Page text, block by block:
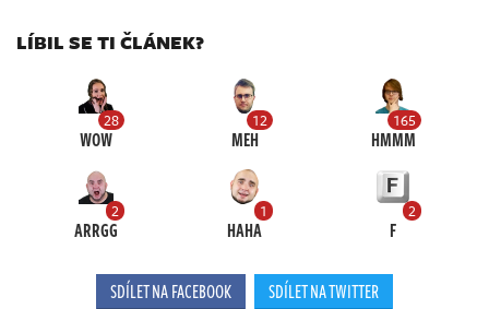
LÍBIL SE TI ČLÁNEK?
28
WOW
12
MEH
165
HMMM
2
ARRGG
1
HAHA
2
F
SDÍLET NA FACEBOOK SDÍLET NA TWITTER